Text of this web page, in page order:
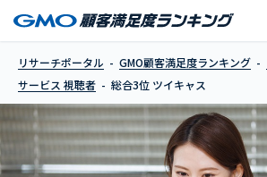
リサーチポータル GMO顧客満足度ランキング
サービス 視聴者
総合3位 ツイキャス